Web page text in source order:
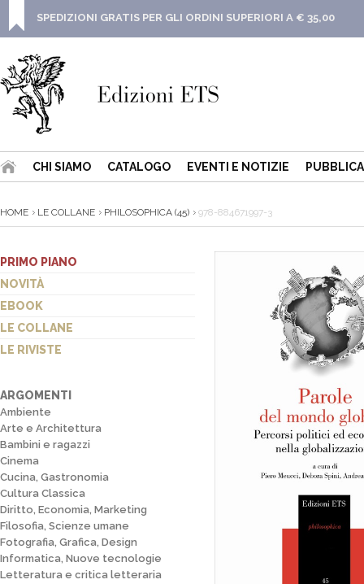
SPEDIZIONI GRATIS PER GLI ORDINI SUPERIORI A € 35,00
CHI SIAMO CATALOGO EVENTI E NOTIZIE
HOME LE COLLANE PHILOSOPHICA (45) 978-884671997-3
PRIMO PIANO
NOVITÀ
EBOOK
LE COLLANE
LE RIVISTE
ARGOMENTI
Ambiente
Arte e Architettura
Bambini e ragazzi
Cinema
Cucina, Gastronomia
Cultura Classica
Diritto, Economia, Marketing
Filosofia, Scienze umane
Fotografia, Grafica, Design
Informatica, Nuove tecnologie
Letteratura e critica letteraria